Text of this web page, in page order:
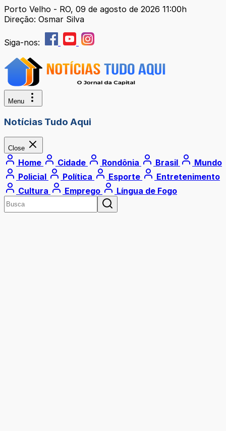
Porto Velho - RO, 09 de agosto de 2026 11:00h
Direção: Osmar Silva
Siga-nos:
Menu
Notícias Tudo Aqui
Close
Home Cidade Rondônia Brasil
Mundo
Policial
Política Esporte
Entretenimento
Cultura
Emprego Língua de Fogo